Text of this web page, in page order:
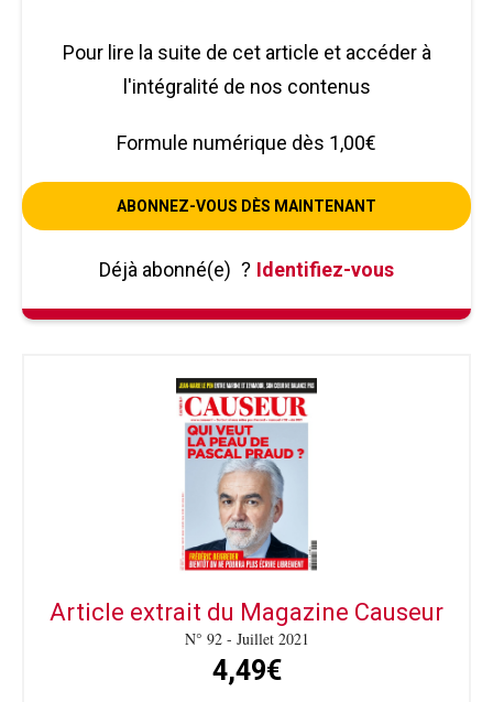
Pour lire la suite de cet article et accéder à
l'intégralité de nos contenus
Formule numérique dès 1,00€
ABONNEZ-VOUS DÈS MAINTENANT
Déjà abonné(e) ? Identifiez-vous
Article extrait du Magazine Causeur
N° 92 - Juillet 2021
4,49€